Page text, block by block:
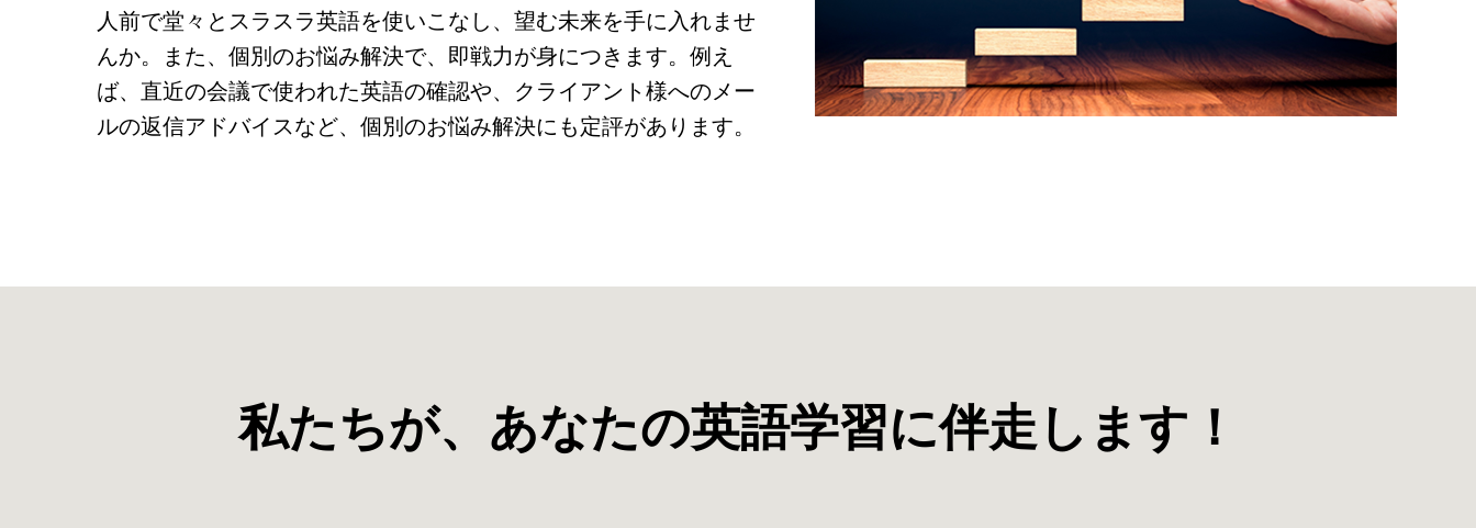
人前で堂々とスラスラ英語を使いこなし、望む未来を手に入れませ
んか。また、個別のお悩み解決で、即戦力が身につきます。例え
ば、直近の会議で使われた英語の確認や、クライアント様へのメー
ルの返信アドバイスなど、個別のお悩み解決にも定評があります。
私たちが、 あなたの英語学習に伴走します！